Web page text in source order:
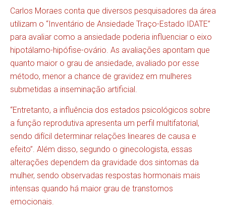
Carlos Moraes conta que diversos pesquisadores da área
utilizam o “Inventário de Ansiedade Traço-Estado IDATE”
para avaliar como a ansiedade poderia influenciar o eixo
hipotálamo-hipófise-ovário. As avaliações apontam que
quanto maior o grau de ansiedade, avaliado por esse
método, menor a chance de gravidez em mulheres
submetidas a inseminação artificial.
“Entretanto, a influência dos estados psicológicos sobre
a função reprodutiva apresenta um perfil multifatorial,
sendo difícil determinar relações lineares de causa e
efeito”. Além disso, segundo o ginecologista, essas
alterações dependem da gravidade dos sintomas da
mulher, sendo observadas respostas hormonais mais
intensas quando há maior grau de transtornos
emocionais.